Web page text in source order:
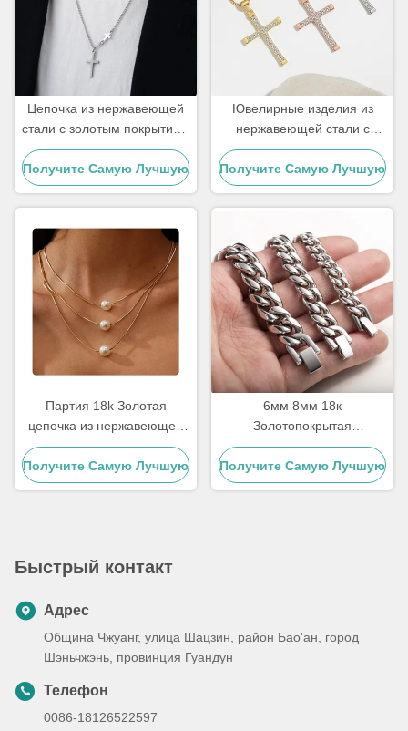
Цепочка из нержавеющей
стали с золотым покрытием
18 карат для мужчин с
подвеской в виде креста,
ювелирные изделия
Получите Самую Лучшую
Цену
Ювелирные изделия из
нержавеющей стали с
позолотой 18 карат,
женское колье-чокер с
крестом, 20 дюймов
Получите Самую Лучшую
Цену
Партия 18k Золотая
цепочка из нержавеющей
стали Золото заполненное
трехслойные ожерелья
жемчужные подвески 17,72
Получите Самую Лучшую
6мм 8мм 18к
Золотопокрытая
нержавеющая сталь
многоразмерная цепочка
Серебряная кубинская
Получите Самую Лучшую
Быстрый контакт
Адрес
Община Чжуанг, улица Шацзин, район Бао'ан, город
Шэньчжэнь, провинция Гуандун
Телефон
0086-18126522597